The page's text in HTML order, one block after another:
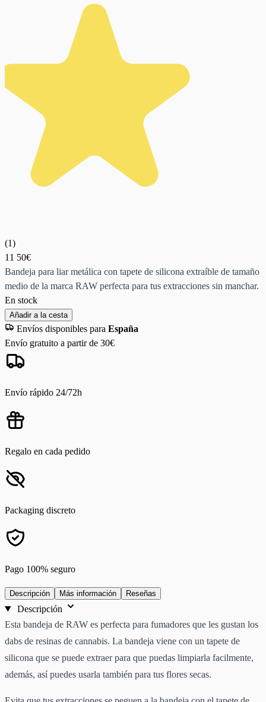
(1)
11 50€
Bandeja para liar metálica con tapete de silicona extraíble de tamaño
medio de la marca RAW perfecta para tus extracciones sin manchar.
En stock
Añadir a la cesta
Envíos disponibles para España
Envío gratuito a partir de 30€
Envío rápido 24/72h
Regalo en cada pedido
Packaging discreto
Pago 100% seguro
Descripción Más información Reseñas
Descripción
Esta bandeja de RAW es perfecta para fumadores que les gustan los
dabs de resinas de cannabis. La bandeja viene con un tapete de
silicona que se puede extraer para que puedas limpiarla facilmente,
además, así puedes usarla también para tus flores secas.